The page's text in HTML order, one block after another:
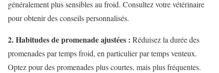
généralement plus sensibles au froid. Consultez votre vétérinaire
pour obtenir des conseils personnalisés.
2. Habitudes de promenade ajustées : Réduisez la durée des
promenades par temps froid, en particulier par temps venteux.
Optez pour des promenades plus courtes, mais plus fréquentes.